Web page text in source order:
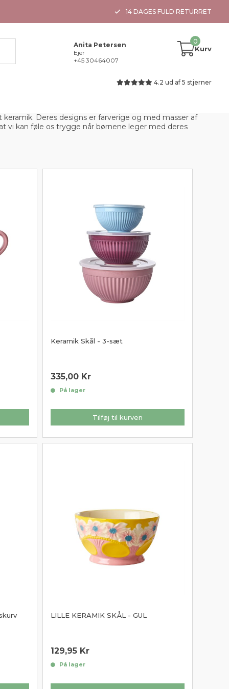
14 DAGES FULD RETURRET
Anita Petersen
Ejer
+45 30464007
0
Kurv
4.2 ud af 5 stjerner
Deres designs er farverige og med masser af
vi kan føle os trygge når børnene leger med deres
Keramik Skål - 3-sæt
335,00 Kr
På lager
Tilføj til kurven
LILLE KERAMIK SKÅL - GUL
129,95 Kr
På lager